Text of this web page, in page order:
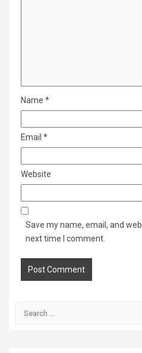
Name *
Email *
Website
Save my name, email, and
next time I comment.